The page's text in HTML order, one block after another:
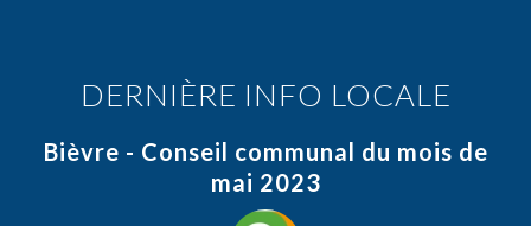
DERNIÈRE INFO LOCALE
Bièvre - Conseil communal du mois de
mai 2023